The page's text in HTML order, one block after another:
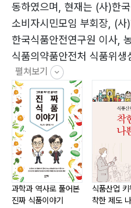
동하였으며, 현재는 (사)한
소비자시민모임 부회장, (사
한국식품안전연구원 이사,
식품의약품안전처 식품위
시/안성시 규제개혁위원 등
발전을 위해 힘쓰고 있다. 또
의 식품오디세이’, 전문지 〈
품 바로보기’를 연재하는 등
다.
펼쳐보기
과학과 역사로 풀어본
진짜 식품이야기
식품산업
착한 제도